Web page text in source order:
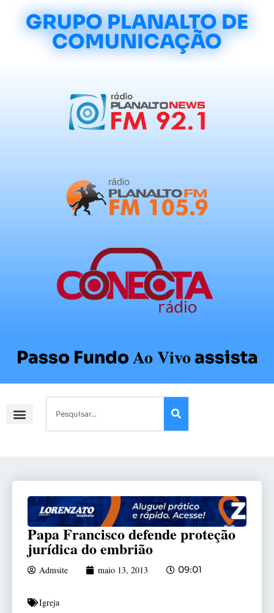
GRUPO PLANALTO DE
COMUNICAÇÃO
Passo FundoAo Vivoassista
Papa Francisco defende proteção
jurídica do embrião
Admsite maio 13, 2013 09:01
Igreja